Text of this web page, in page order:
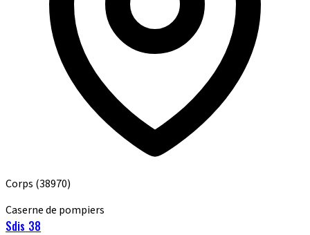
Corps (38970)
Caserne de pompiers
Sdis 38